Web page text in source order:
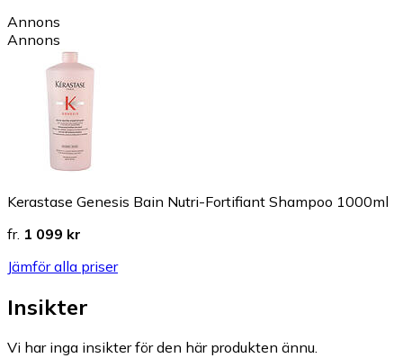
Annons
Annons
Kerastase Genesis Bain Nutri-Fortifiant Shampoo 1000ml
fr. 1 099 kr
Jämför alla priser
Insikter
Vi har inga insikter för den här produkten ännu.